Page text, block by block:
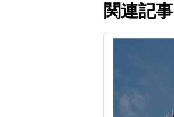
関連記事